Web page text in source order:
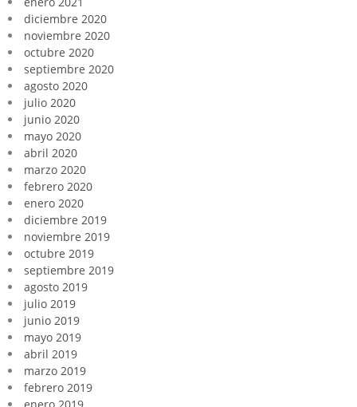
diciembre 2020
noviembre 2020
octubre 2020
septiembre 2020
agosto 2020
julio 2020
junio 2020
mayo 2020
abril 2020
marzo 2020
febrero 2020
enero 2020
diciembre 2019
noviembre 2019
octubre 2019
septiembre 2019
agosto 2019
julio 2019
junio 2019
mayo 2019
abril 2019
marzo 2019
febrero 2019
enero 2019